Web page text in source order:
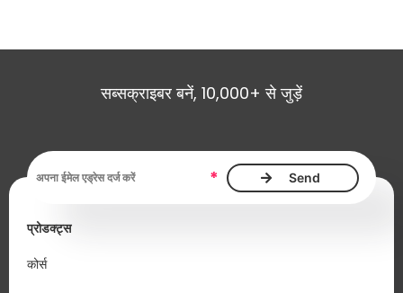
सब्सक्राइबर बनें, 10,000+ से जुड़ें
ईमेल एड्रेस आवश्यक है *
प्रोडक्ट्स
कोर्स